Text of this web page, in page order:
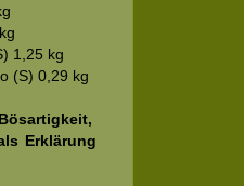
1,25 kg
(S) 0,29 kg
Erklärung